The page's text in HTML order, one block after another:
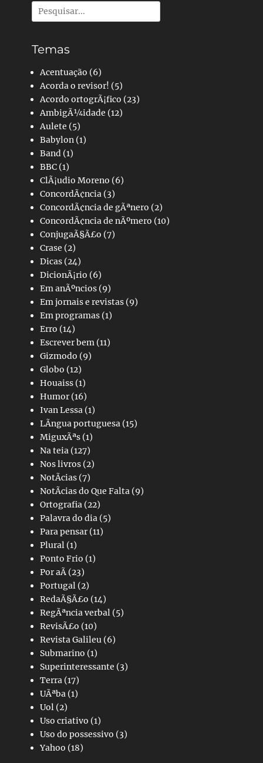
Pesquisar
por:
Temas
Acentuação (6)
Acorda o revisor! (5)
Acordo ortogrÃ¡fico (23)
AmbigÃ¼idade (12)
Aulete (5)
Babylon (1)
Band (1)
BBC (1)
ClÃ¡udio Moreno (6)
ConcordÃ¢ncia (3)
ConcordÃ¢ncia de gÃªnero (2)
ConcordÃ¢ncia de nÃºmero (10)
ConjugaÃ§Ã£o (7)
Crase (2)
Dicas (24)
DicionÃ¡rio (6)
Em anÃºncios (9)
Em jornais e revistas (9)
Em programas (1)
Erro (14)
Escrever bem (11)
Gizmodo (9)
Globo (12)
Houaiss (1)
Humor(16)
Ivan Lessa (1)
LÃ­ngua portuguesa (15)
MiguxÃªs (1)
Na teia (127)
Nos livros (2)
NotÃ­cias (7)
NotÃ­cias do Que Falta (9)
Ortografia (22)
Palavra do dia (5)
Para pensar(11)
Plural (1)
Ponto Frio (1)
Por aÃ­ (23)
Portugal (2)
RedaÃ§Ã£o (14)
RegÃªncia verbal (5)
RevisÃ£o (10)
Revista Galileu (6)
Submarino (1)
Superinteressante (3)
Terra (17)
UÃªba (1)
Uol (2)
Uso criativo (1)
Uso do possessivo (3)
Yahoo (18)